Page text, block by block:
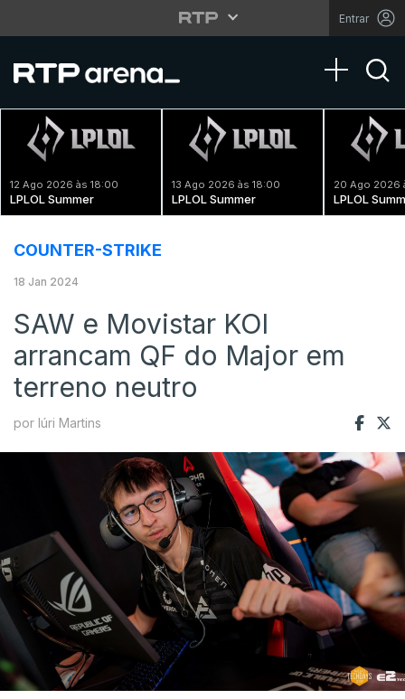
Entrar
Toggle
12 Ago 2026 às 18:00
LPLOL Summer
13 Ago 2026 às 18:00
LPLOL Summer
20 Ago 2026
LPLOL
COUNTER-STRIKE
18 Jan 2024
SAW e Movistar KOI
arrancam QF do Major em
terreno neutro
por Iúri Martins